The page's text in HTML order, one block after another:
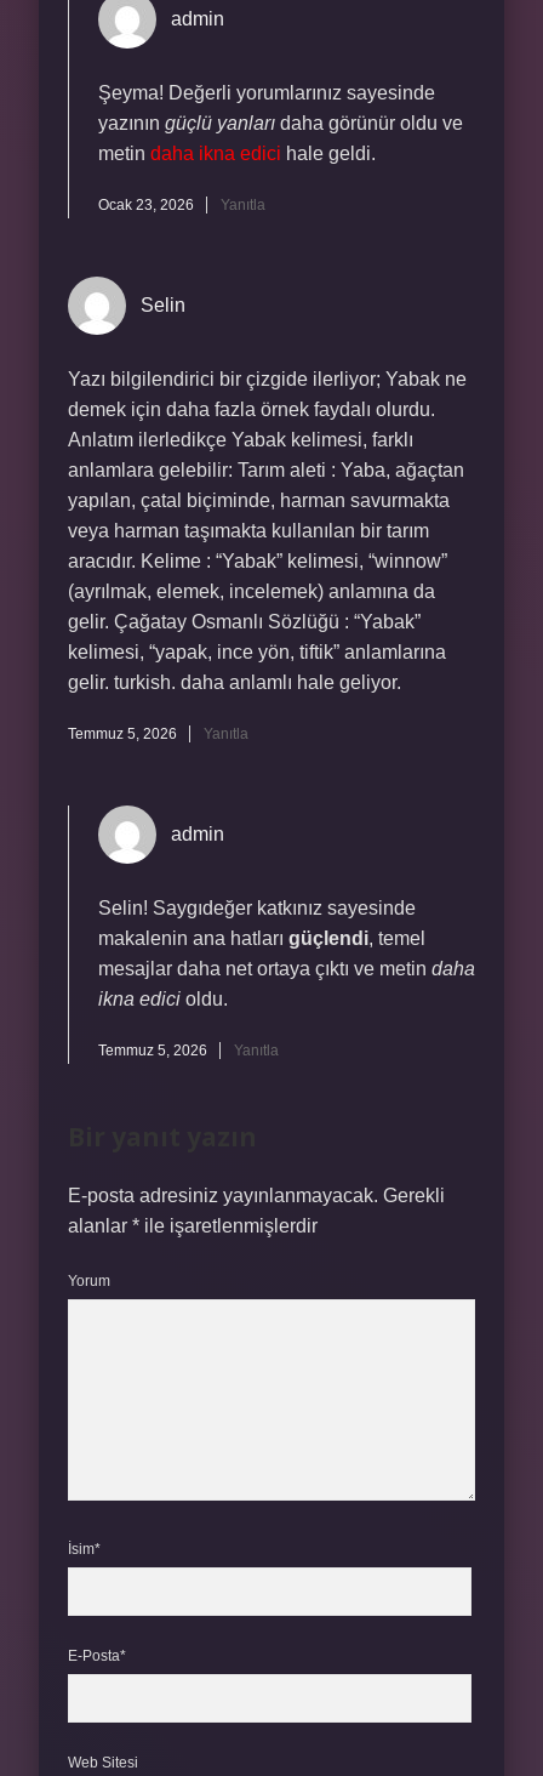
admin
Şeyma! Değerli yorumlarınız sayesinde
yazının güçlü yanları daha görünür oldu ve
metin daha ikna edici hale geldi.
Ocak 23, 2026 Yanıtla
Selin
Yazı bilgilendirici bir çizgide ilerliyor; Yabak ne
demek için daha fazla örnek faydalı olurdu.
Anlatım ilerledikçe Yabak kelimesi, farklı
anlamlara gelebilir: Tarım aleti : Yaba, ağaçtan
yapılan, çatal biçiminde, harman savurmakta
veya harman taşımakta kullanılan bir tarım
aracıdır. Kelime : “Yabak” kelimesi, “winnow”
(ayrılmak, elemek, incelemek) anlamına da
gelir. Çağatay Osmanlı Sözlüğü : “Yabak”
kelimesi, “yapak, ince yön, tiftik” anlamlarına
gelir. turkish. daha anlamlı hale geliyor.
Temmuz 5, 2026 Yanıtla
admin
Selin! Saygıdeğer katkınız sayesinde
makalenin ana hatları güçlendi, temel
mesajlar daha net ortaya çıktı ve metin daha
ikna edici oldu.
Temmuz 5, 2026 Yanıtla
E-posta adresiniz yayınlanmayacak. Gerekli
alanlar * ile işaretlenmişlerdir
Yorum
İsim*
E-Posta*
Web Sitesi